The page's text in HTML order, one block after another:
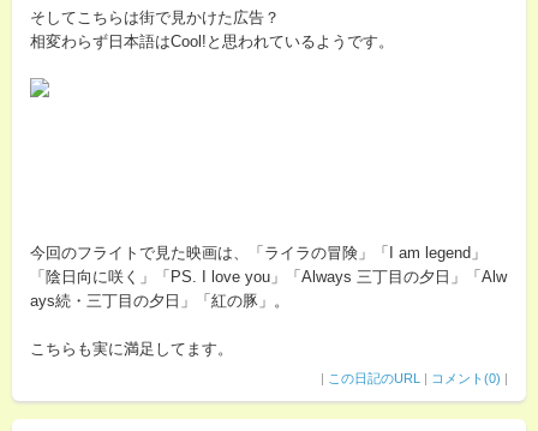
そしてこちらは街で見かけた広告？
相変わらず日本語はCool!と思われているようです。
今回のフライトで見た映画は、「ライラの冒険」「I am legend」
「陰日向に咲く」「PS. I love you」「Always 三丁目の夕日」「Alw
ays続・三丁目の夕日」「紅の豚」。
こちらも実に満足してます。
| この日記のURL | コメント(0) |